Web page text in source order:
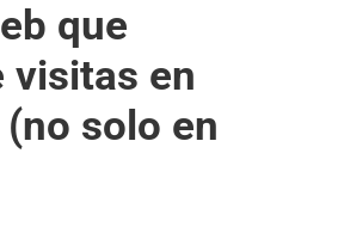
que
visitas en
solo en